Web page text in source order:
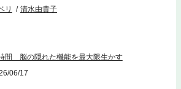
れ、気づかぬうちに疲弊している。しかし、最
理し・感情を回復し・創造性を育て・人生を変
いる本書では、神経科学者である著者が、世界
自然の中では脳が回復するのか・なぜ、ひとり
るのか・なぜ、睡眠が脳を修復するのか・な
リ
清水由貴子
間 脳の隠れた機能を最大限生かす
06/17